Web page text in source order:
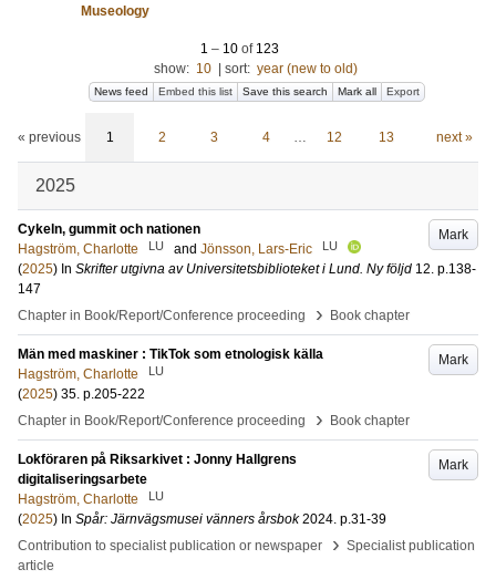
Museology
1 – 10of 123
show: 10 sort: year (new to old)
News feed Embed this list Save this search Mark all Export
« previous 1 2 3 4 … 12 13 next »
2025
Mark
Cykeln, gummit och nationen
Hagström, Charlotte
LU and Jönsson, Lars-Eric LU
(2025) In Skrifter utgivna av Universitetsbiblioteket i Lund. Ny följd 12. p.138-
147
Chapter in Book/Report/Conference proceeding
› Book chapter
Mark
Män med maskiner : TikTok som etnologisk källa
Hagström, Charlotte
LU
(2025) 35. p.205-222
Chapter in Book/Report/Conference proceeding
› Book chapter
Mark
Lokföraren på Riksarkivet : Jonny Hallgrens
digitaliseringsarbete
Hagström, Charlotte
LU
(2025) In Spår: Järnvägsmusei vänners årsbok 2024. p.31-39
Contribution to specialist publication or newspaper
› Specialist publication
article